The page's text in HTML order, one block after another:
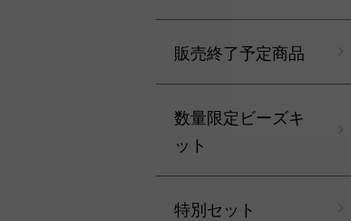
販売終了予定商品
数量限定ビーズキ
ット
特別セット